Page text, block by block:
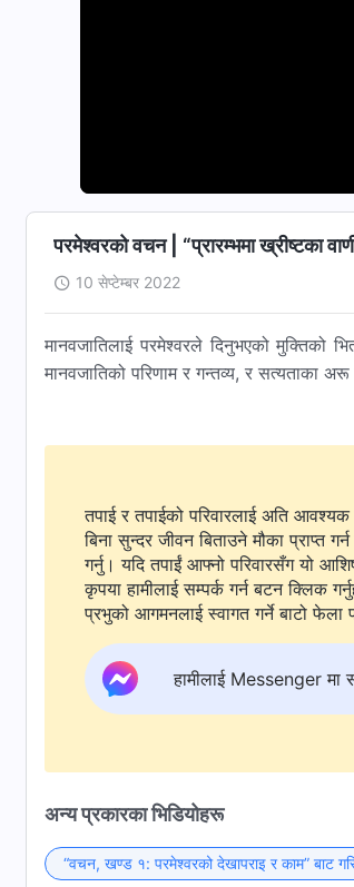
परमेश्‍वरको वचन | “प्रारम्‍भमा ख्रीष्‍टका
10 सेप्टेम्बर 2022
मानवजातिलाई परमेश्‍वरले दिनुभएको
मानवजातिको परिणाम र गन्तव्य, र सत्यताका
तपाई र तपाईको परिवारलाई अति आवश्यक
बिना सुन्दर जीवन बिताउने मौका प्राप्त
गर्नु। यदि तपाईं आफ्नो परिवारसँग यो
कृपया हामीलाई सम्पर्क गर्न बटन क्लिक गर्नुहोस्। हामी
प्रभुको आगमनलाई स्वागत गर्ने बाटो फेला
हामीलाई Messenger मा
अन्य प्रकारका भिडियोहरू
“वचन, खण्ड १: परमेश्‍वरको देखापराइ र काम” बाट